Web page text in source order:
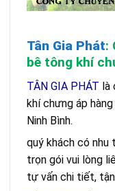
Tân Gia Phát:
bê tông khí
TÂN GIA PHÁT là
khí chưng áp
Ninh Bình.
quý khách có
trọn gói vui lòng
tự vấn chi tiết,